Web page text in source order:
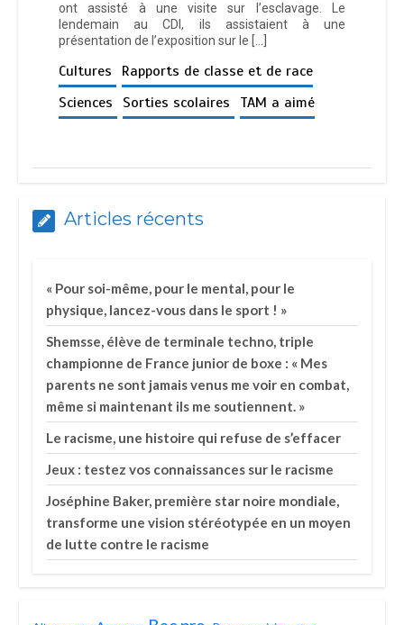
ont assisté à une visite sur l’esclavage. Le
lendemain au CDI, ils assistaient à une
présentation de l’exposition sur le […]
Cultures
Rapports de classe et de race
Sciences
Sorties scolaires TAM a aimé
Articles récents
« Pour soi-même, pour le mental, pour le
physique, lancez-vous dans le sport ! »
Shemsse, élève de terminale techno, triple
championne de France junior de boxe : « Mes
parents ne sont jamais venus me voir en combat,
même si maintenant ils me soutiennent. »
Le racisme, une histoire qui refuse de s’effacer
Jeux : testez vos connaissances sur le racisme
Joséphine Baker, première star noire mondiale,
transforme une vision stéréotypée en un moyen
de lutte contre le racisme